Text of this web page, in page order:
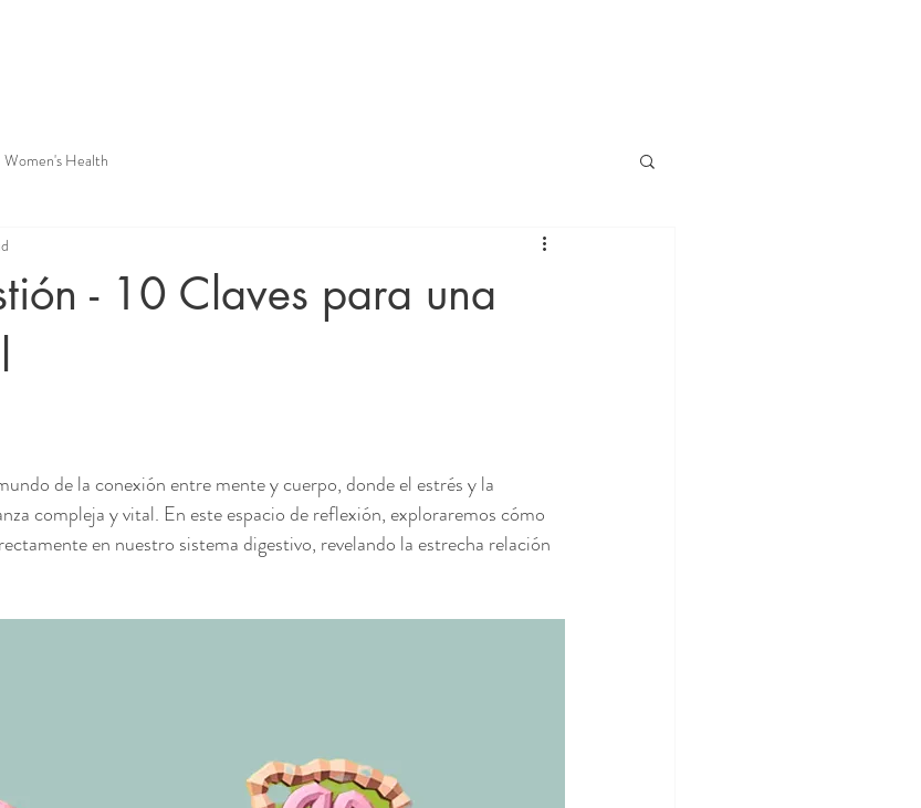
Women's Health
- 10 Claves para una
de la conexión entre mente y cuerpo, donde el estrés y la
compleja y vital. En este espacio de reflexión, exploraremos cómo
en nuestro sistema digestivo, revelando la estrecha relación